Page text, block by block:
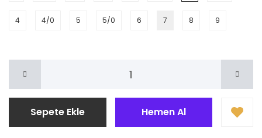
4 4/0 5 5/0 6 7 8 9
Sepete Ekle Hemen Al